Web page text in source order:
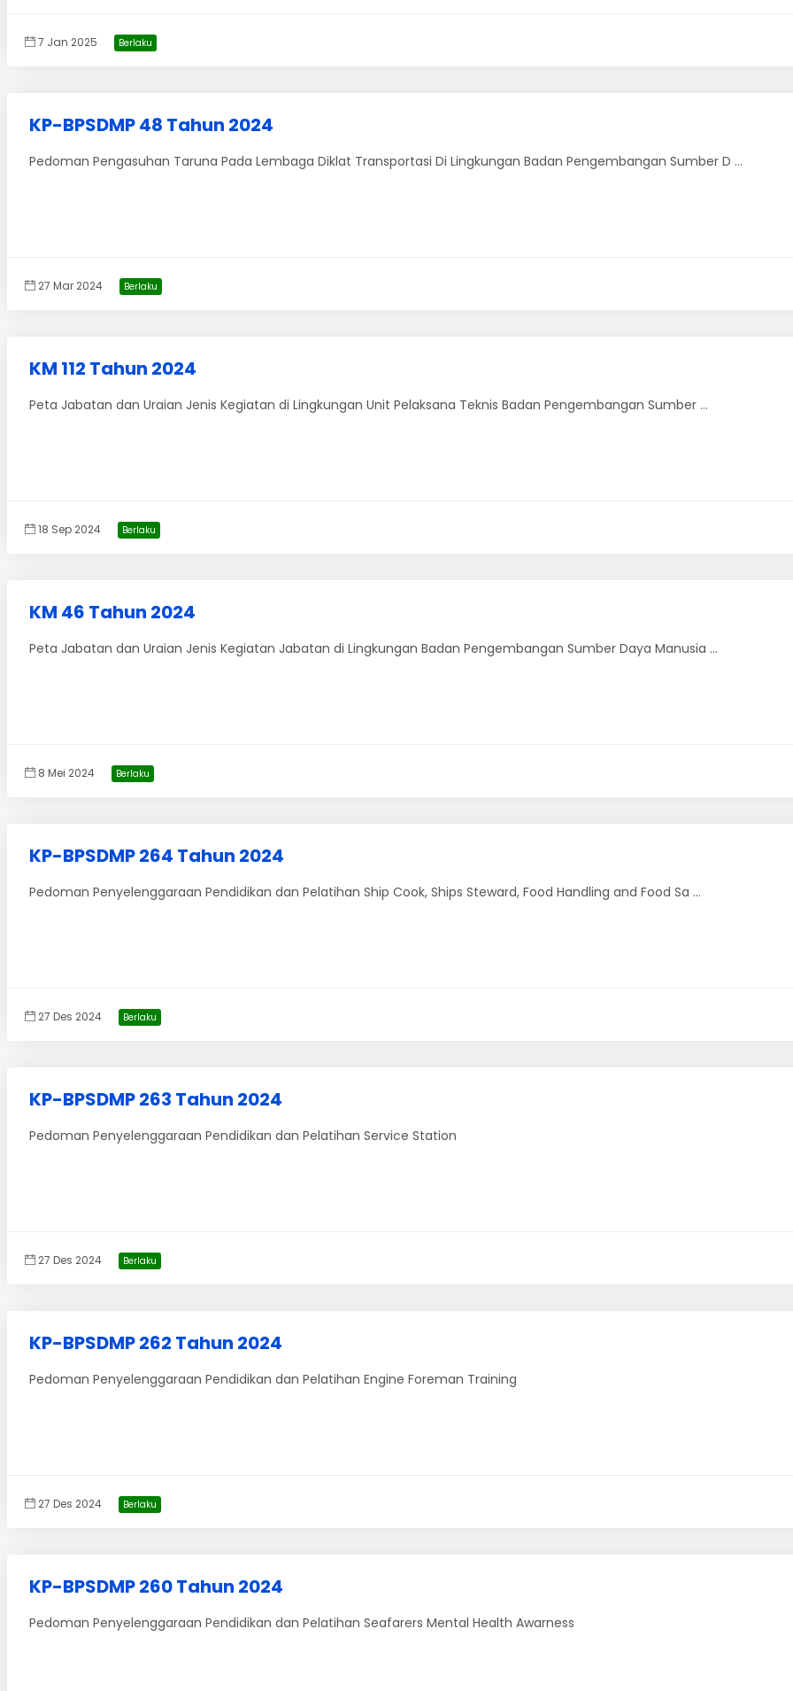
7 Jan 2025 Berlaku
KP-BPSDMP 48 Tahun 2024
Pedoman Pengasuhan Taruna Pada Lembaga Diklat Transportasi Di Lingkungan Badan Pengembangan Sumber D ...
27 Mar 2024 Berlaku
KM 112 Tahun 2024
Peta Jabatan dan Uraian Jenis Kegiatan di Lingkungan Unit Pelaksana Teknis Badan Pengembangan Sumber ...
18 Sep 2024 Berlaku
KM 46 Tahun 2024
Peta Jabatan dan Uraian Jenis Kegiatan Jabatan di Lingkungan Badan Pengembangan Sumber Daya Manusia ...
8 Mei 2024 Berlaku
KP-BPSDMP 264 Tahun 2024
Pedoman Penyelenggaraan Pendidikan dan Pelatihan Ship Cook, Ships Steward, Food Handling and Food Sa ...
27 Des 2024 Berlaku
KP-BPSDMP 263 Tahun 2024
Pedoman Penyelenggaraan Pendidikan dan Pelatihan Service Station
27 Des 2024 Berlaku
KP-BPSDMP 262 Tahun 2024
Pedoman Penyelenggaraan Pendidikan dan Pelatihan Engine Foreman Training
27 Des 2024 Berlaku
KP-BPSDMP 260 Tahun 2024
Pedoman Penyelenggaraan Pendidikan dan Pelatihan Seafarers Mental Health Awarness